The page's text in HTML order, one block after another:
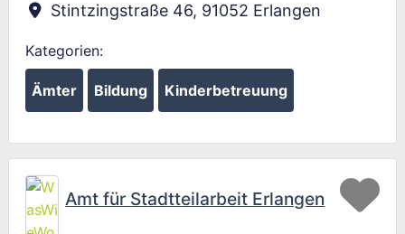
Stintzingstraße 46, 91052 Erlangen
Kategorien:
Ämter Bildung Kinderbetreuung
Amt für Stadtteilarbeit Erlangen